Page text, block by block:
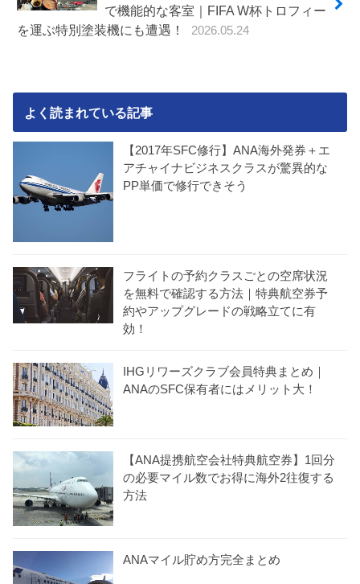
で機能的な客室｜FIFA W杯トロフィー
を運ぶ特別塗装機にも遭遇！
2026.05.24
よく読まれている記事
【2017年SFC修行】ANA海外発券＋エ
アチャイナビジネスクラスが驚異的な
PP単価で修行できそう
フライトの予約クラスごとの空席状況
を無料で確認する方法｜特典航空券予
約やアップグレードの戦略立てに有
効！
IHGリワーズクラブ会員特典まとめ｜
ANAのSFC保有者にはメリット大！
【ANA提携航空会社特典航空券】1回分
の必要マイル数でお得に海外2往復する
方法
ANAマイル貯め方完全まとめ